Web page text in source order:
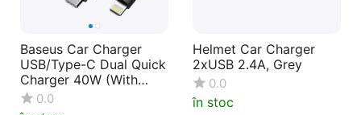
Baseus Car Charger
USB/Type-C Dual Quick
Charger 40W (With
Baseus Cable Type-C to
Lightning 1m), Gray
0.0
Helmet Car Charger
2xUSB 2.4A, Grey
0.0
în stoc